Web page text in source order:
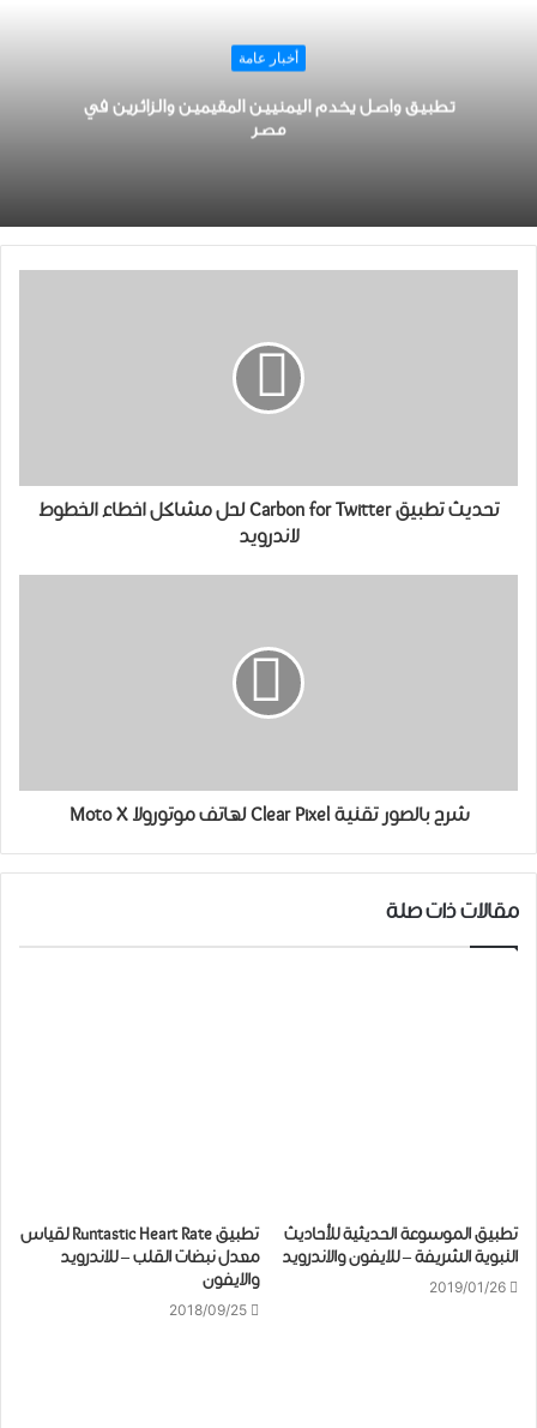
أخبار عامة
تطبيق واصل يخدم اليمنيين المقيمين والزائرين في
مصر
تحديث تطبيق Carbon for Twitter لحل مشاكل اخطاء الخطوط
لاندرويد
شرح بالصور تقنية Clear Pixel لهاتف موتورولا Moto X
مقالات ذات صلة
تطبيق الموسوعة الحديثية للأحاديث
النبوية الشريفة – للايفون والاندرويد
2019/01/26
تطبيق Runtastic Heart Rate لقياس
معدل نبضات القلب – للاندرويد
والايفون
2018/09/25